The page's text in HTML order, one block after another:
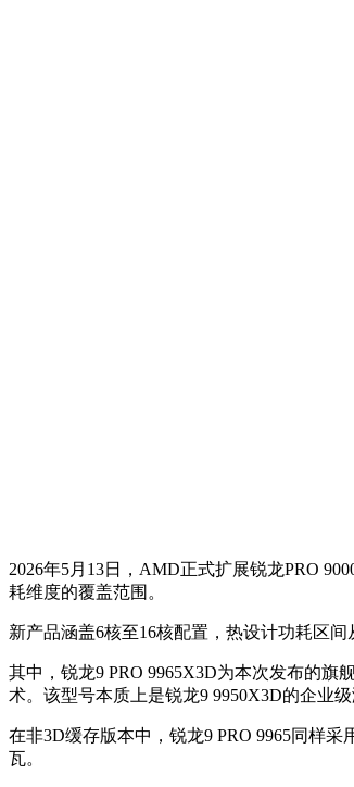
2026年5月13日，AMD正式扩展锐龙PRO
耗维度的覆盖范围。
新产品涵盖6核至16核配置，热设计功耗区
其中，锐龙9 PRO 9965X3D为本次发布的旗
术。该型号本质上是锐龙9 9950X3D的企业
在非3D缓存版本中，锐龙9 PRO 9965同样
瓦。